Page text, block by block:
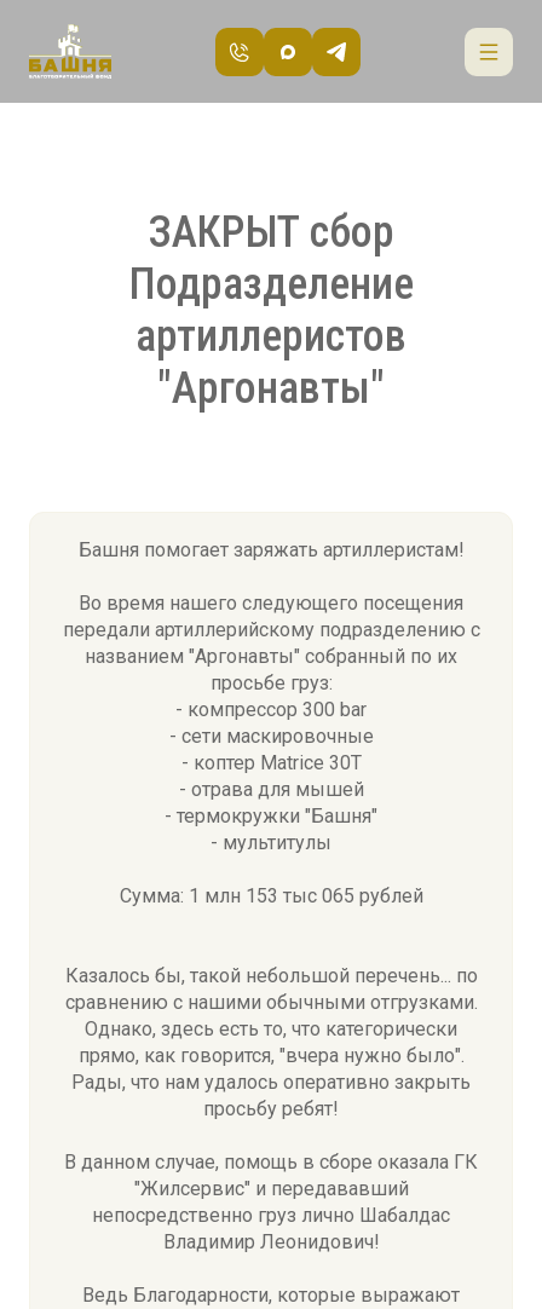
ЗАКРЫТ сбор
Подразделение
артиллеристов
"Аргонавты"
Башня помогает заряжать артиллеристам!
Во время нашего следующего посещения
передали артиллерийскому подразделению с
названием "Аргонавты" собранный по их
просьбе груз:
- компрессор 300 bar
- сети маскировочные
- коптер Matrice 30T
- отрава для мышей
- термокружки "Башня"
- мультитулы
Сумма: 1 млн 153 тыс 065 рублей
Казалось бы, такой небольшой перечень... по
сравнению с нашими обычными отгрузками.
Однако, здесь есть то, что категорически
прямо, как говорится, "вчера нужно было".
Рады, что нам удалось оперативно закрыть
просьбу ребят!
В данном случае, помощь в сборе оказала ГК
"Жилсервис" и передававший
непосредственно груз лично Шабалдас
Владимир Леонидович!
Ведь Благодарности, которые выражают